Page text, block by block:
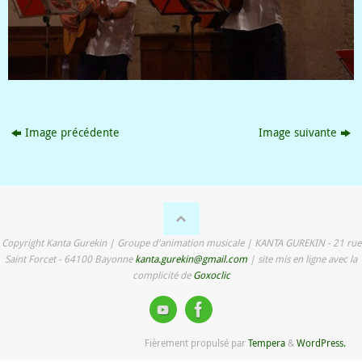
Image précédente Image suivante
Copyright Kanta Gurekin | Groupe d'animation musicale | KANTA GUREKIN - 21 rue
Saint Forcet - 64100 Bayonnekanta.gurekin@gmail.com | site mis en ligne avec la
complicité deGoxoclic
Fièrement propulsé parTempera&WordPress.